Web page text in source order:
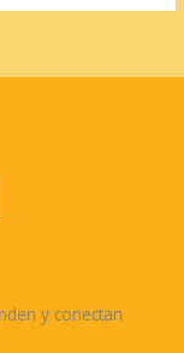
y conectan